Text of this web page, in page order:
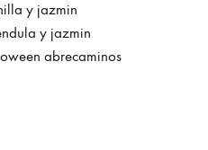
y jazmin
y jazmin
abrecaminos